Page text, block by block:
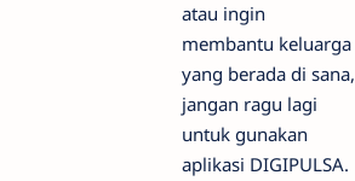
atau ingin
membantu keluarga
yang berada di sana,
jangan ragu lagi
untuk gunakan
aplikasi DIGIPULSA.